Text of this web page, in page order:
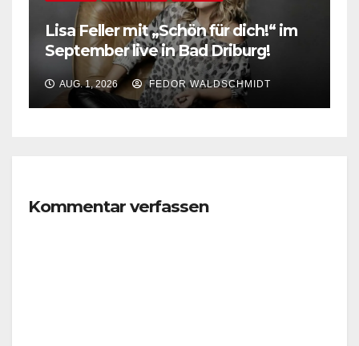
Lisa Feller mit „Schön für dich!“ im
September live in Bad Driburg!
AUG. 1, 2026 FEDOR WALDSCHMIDT
Kommentar verfassen